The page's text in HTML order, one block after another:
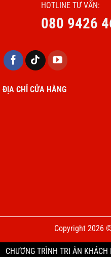
HOTLINE TƯ VẤN:
080 9426
ĐỊA CHỈ CỬA HÀNG
Copyright 2026
CHƯƠNG TRÌNH TRI ÂN